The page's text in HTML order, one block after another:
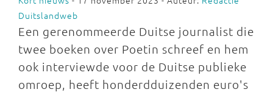
Duitslandweb
Een gerenommeerde Duitse journalist die
twee boeken over Poetin schreef en hem
ook interviewde voor de Duitse publieke
omroep, heeft honderdduizenden euro's